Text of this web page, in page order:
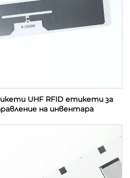
UHF RFID етикети за
на инвентара